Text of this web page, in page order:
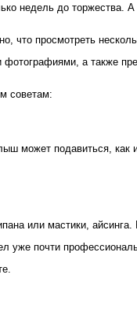
недель до торжества.
что просмотреть
а также
советам:
может подавиться,
или мастики, айсинга.
уже почти